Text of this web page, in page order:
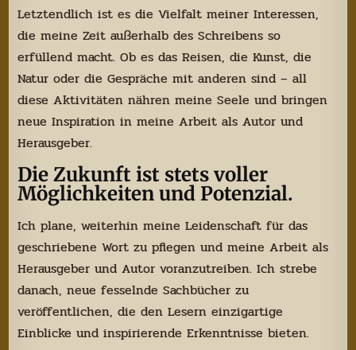
Letztendlich ist es die Vielfalt meiner Interessen,
die meine Zeit außerhalb des Schreibens so
erfüllend macht. Ob es das Reisen, die Kunst, die
Natur oder die Gespräche mit anderen sind – all
diese Aktivitäten nähren meine Seele und bringen
neue Inspiration in meine Arbeit als Autor und
Herausgeber.
Die Zukunft ist stets voller
Möglichkeiten und Potenzial.
Ich plane, weiterhin meine Leidenschaft für das
geschriebene Wort zu pflegen und meine Arbeit als
Herausgeber und Autor voranzutreiben. Ich strebe
danach, neue fesselnde Sachbücher zu
veröffentlichen, die den Lesern einzigartige
Einblicke und inspirierende Erkenntnisse bieten.